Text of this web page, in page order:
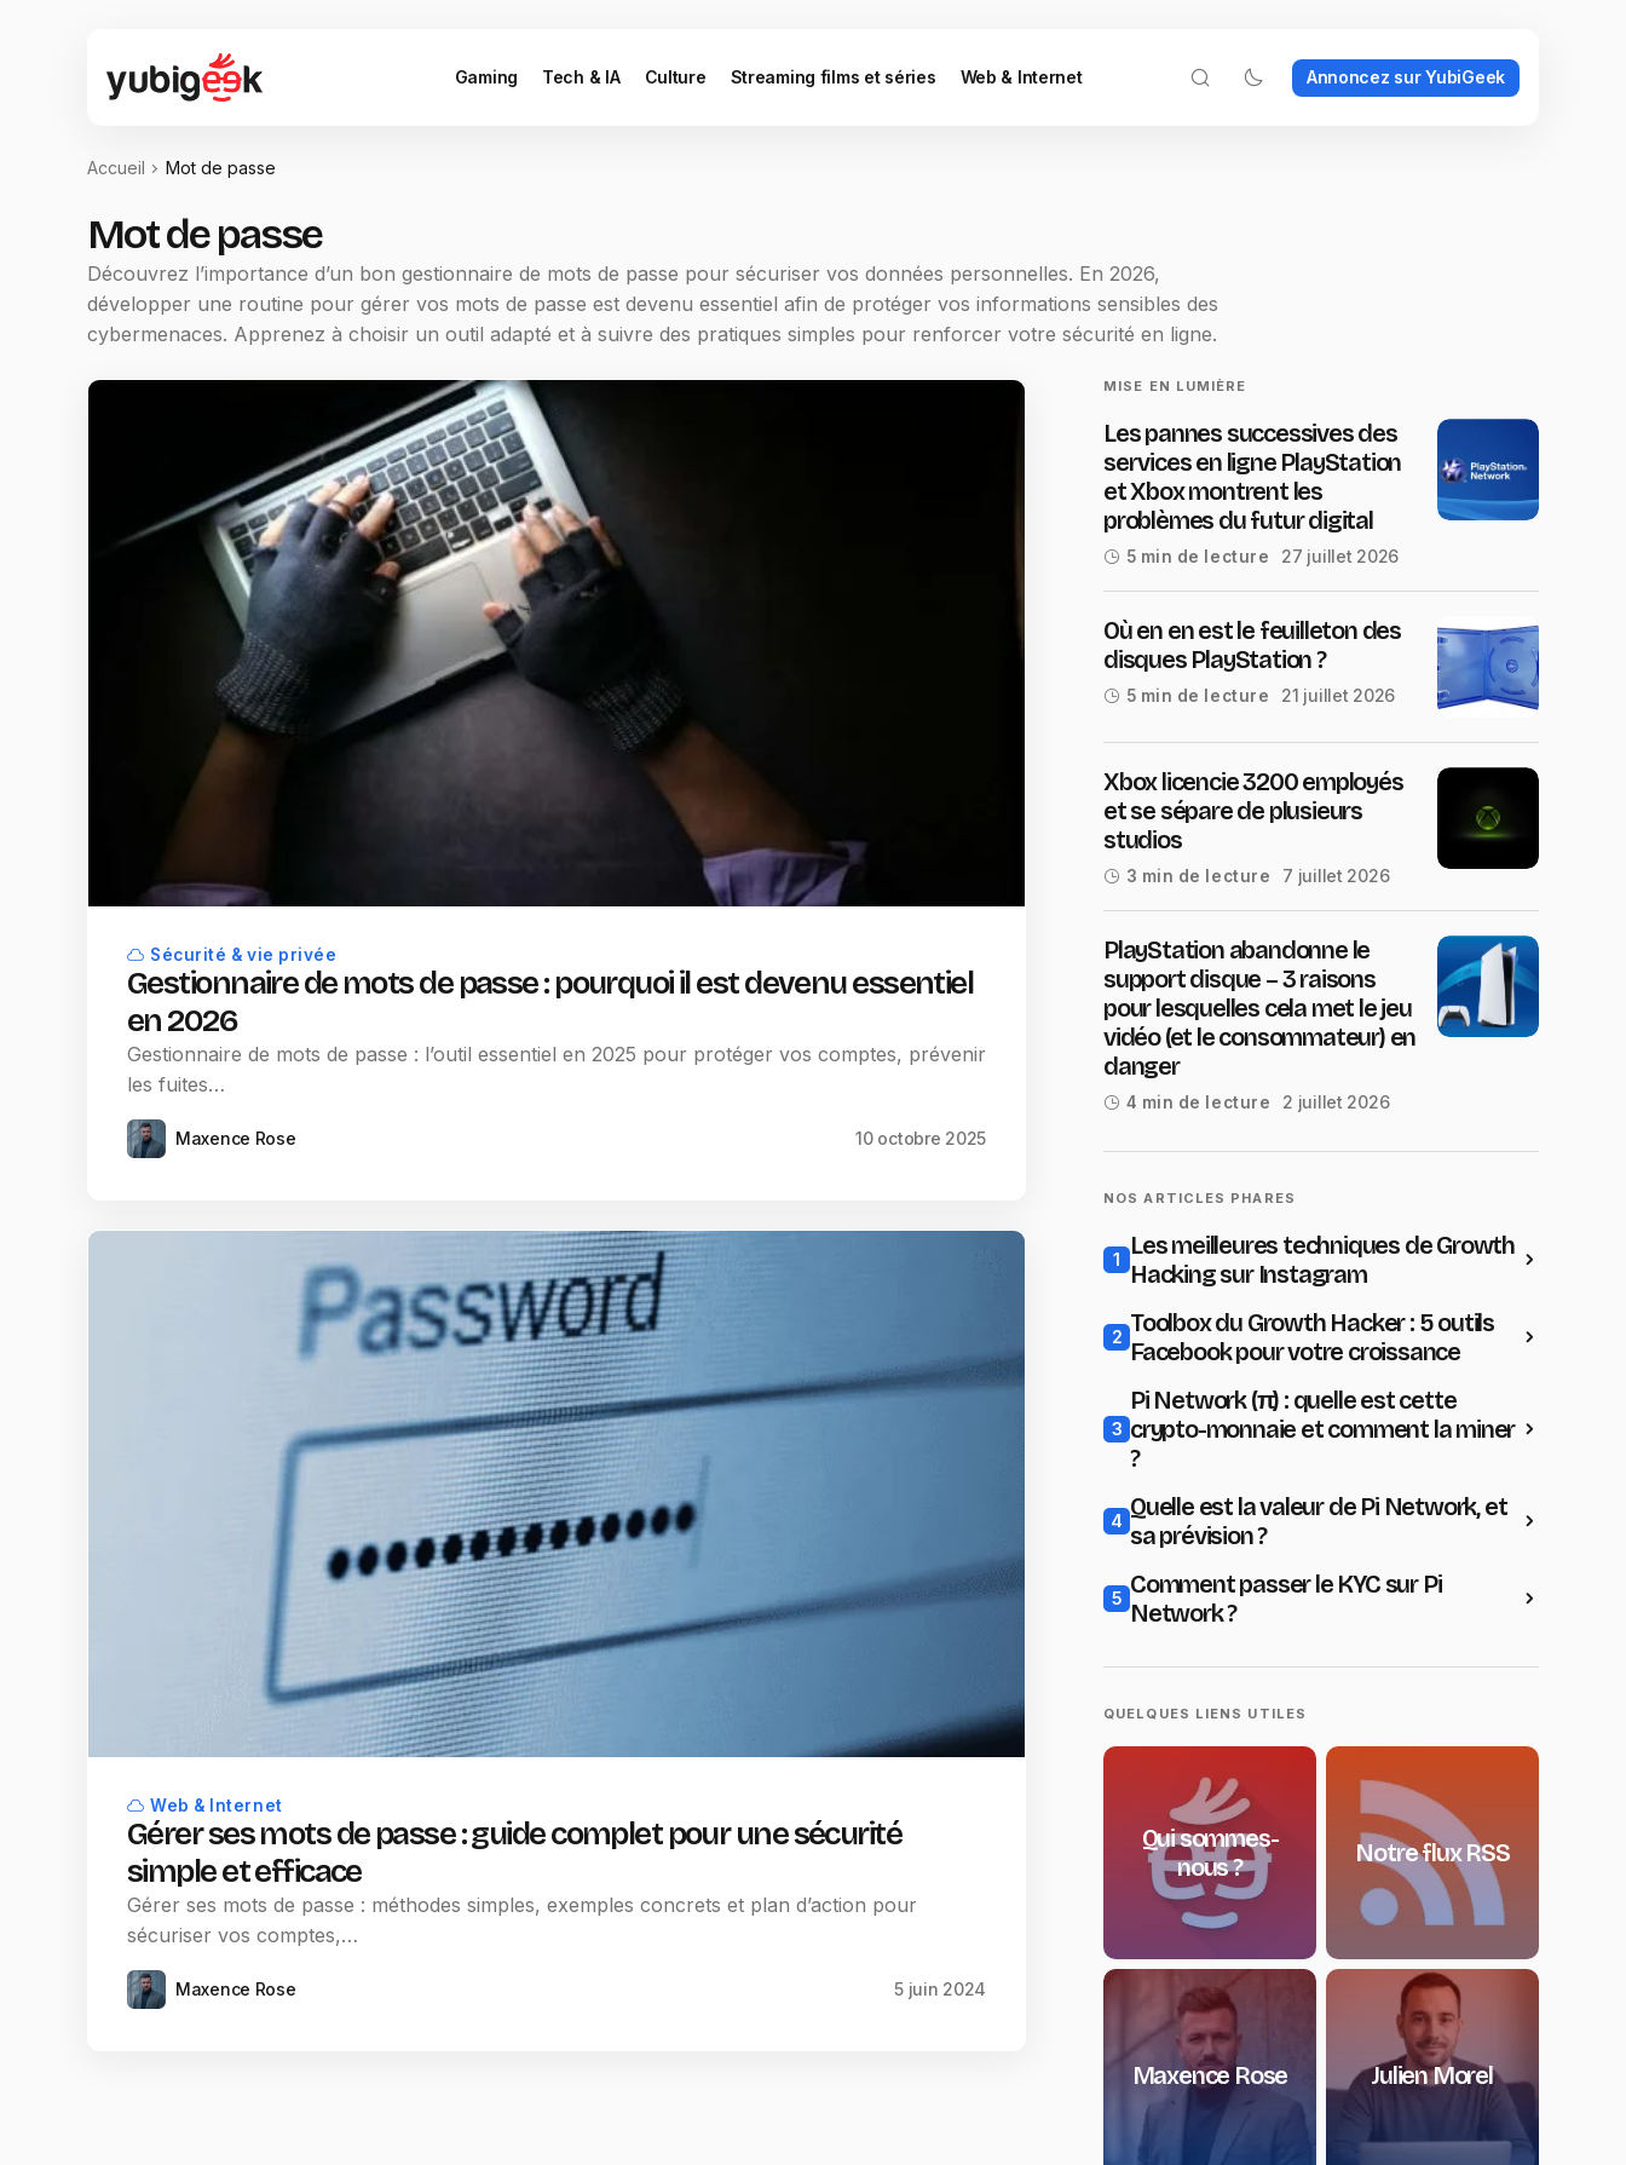
Gaming Tech & IA Culture Streaming films et séries Web & Internet Annoncez sur YubiGeek
Accueil Mot de passe
Mot de passe
Découvrez l’importance d’un bon gestionnaire de mots de passe pour sécuriser vos données personnelles. En 2026,
développer une routine pour gérer vos mots de passe est devenu essentiel afin de protéger vos informations sensibles des
cybermenaces. Apprenez à choisir un outil adapté et à suivre des pratiques simples pour renforcer votre sécurité en ligne.
Sécurité & vie privée
Gestionnaire de mots de passe : pourquoi il est devenu essentiel
en 2026
Gestionnaire de mots de passe : l’outil essentiel en 2025 pour protéger vos comptes, prévenir
les fuites…
Maxence Rose 10 octobre 2025
Web & Internet
Gérer ses mots de passe : guide complet pour une sécurité
simple et efficace
Gérer ses mots de passe : méthodes simples, exemples concrets et plan d’action pour
sécuriser vos comptes,…
Maxence Rose 5 juin 2024
MISE EN LUMIÈRE
Les pannes successives des
services en ligne PlayStation
et Xbox montrent les
problèmes du futur digital
5 min de lecture 27 juillet 2026
Où en en est le feuilleton des
disques PlayStation ?
5 min de lecture 21 juillet 2026
Xbox licencie 3200 employés
et se sépare de plusieurs
studios
3 min de lecture 7 juillet 2026
PlayStation abandonne le
support disque – 3 raisons
pour lesquelles cela met le jeu
vidéo (et le consommateur) en
danger
4 min de lecture 2 juillet 2026
NOS ARTICLES PHARES
1
Les meilleures techniques de Growth
Hacking sur Instagram
2 Toolbox du Growth Hacker : 5 outils
Facebook pour votre croissance
3
Pi Network (π) : quelle est cette
crypto-monnaie et comment la miner
?
4 Quelle est la valeur de Pi Network, et
sa prévision ?
5 Comment passer le KYC sur Pi
Network ?
QUELQUES LIENS UTILES
Qui sommes-
nous ?
Notre flux RSS
Maxence Rose Julien Morel